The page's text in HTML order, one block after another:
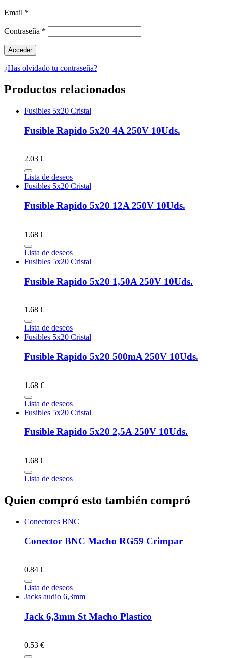
Email *
Contraseña *
¿Has olvidado tu contraseña?
Productos relacionados
Fusibles 5x20 Cristal
Fusible Rapido 5x20 4A 250V 10Uds.
2.03 €
Lista de deseos
Fusibles 5x20 Cristal
Fusible Rapido 5x20 12A 250V 10Uds.
1.68 €
Lista de deseos
Fusibles 5x20 Cristal
Fusible Rapido 5x20 1,50A 250V 10Uds.
1.68 €
Lista de deseos
Fusibles 5x20 Cristal
Fusible Rapido 5x20 500mA 250V 10Uds.
1.68 €
Lista de deseos
Fusibles 5x20 Cristal
Fusible Rapido 5x20 2,5A 250V 10Uds.
1.68 €
Lista de deseos
Quien compró esto también compró
Conectores BNC
Conector BNC Macho RG59 Crimpar
0.84 €
Lista de deseos
Jacks audio 6,3mm
Jack 6,3mm St Macho Plastico
0.53 €